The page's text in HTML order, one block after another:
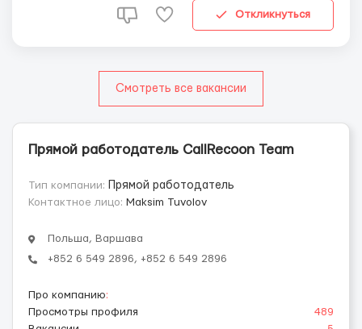
чате — Помогать пользователям...
Откликнуться
Смотреть все вакансии
Прямой работодатель CallRecoon Team
Тип компании:
Прямой работодатель
Контактное лицо: Maksim Tuvolov
Польша, Варшава
+852 6 549 2896, +852 6 549 2896
Про компанию:
Просмотры профиля
489